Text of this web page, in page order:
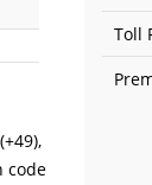
code
Toll